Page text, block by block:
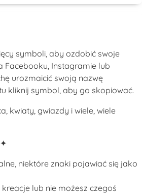
symboli, aby ozdobić swoje
Facebooku, Instagramie lub
urozmaicić swoją nazwę
kliknij symbol, aby go skopiować.
kwiaty, gwiazdy i wiele, wiele
✦
niektóre znaki pojawiać się jako
kreacje lub nie możesz czegoś